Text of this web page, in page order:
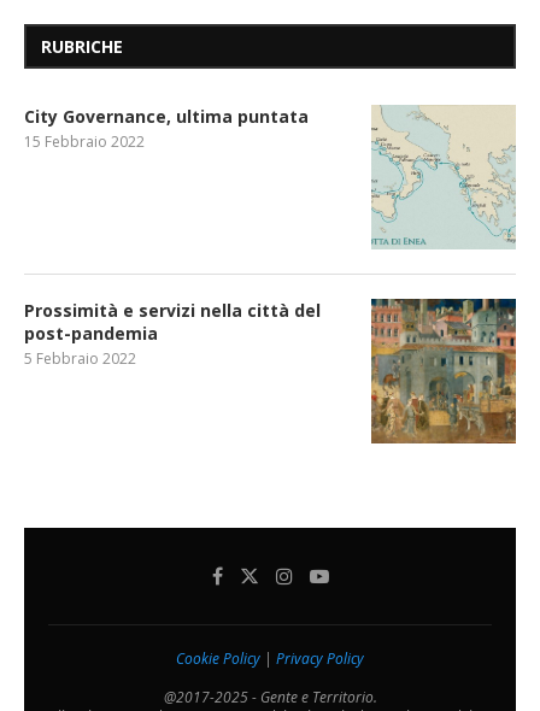
RUBRICHE
City Governance, ultima puntata
15 Febbraio 2022
Prossimità e servizi nella città del
post-pandemia
5 Febbraio 2022
Cookie Policy | Privacy Policy
@2017-2025 - Gente e Territorio.